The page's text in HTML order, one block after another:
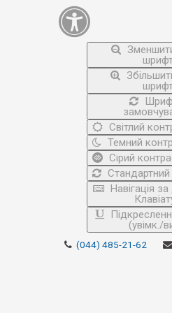
Світлий
Темний
Сірий
Навігація
(увімк./
(044) 485-21-62